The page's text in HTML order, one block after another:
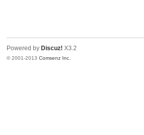
Powered by Discuz! X3.2
© 2001-2013Comsenz Inc.